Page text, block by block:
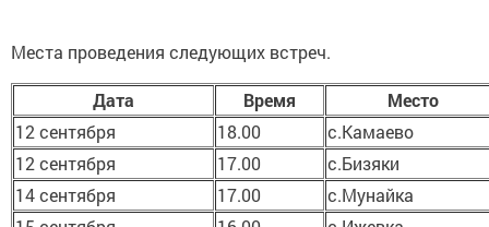
Места проведения следующих встреч.
Дата Время
Место
12 сентября
18.00
с.Камаево
12 сентября
17.00
с.Бизяки
14 сентября
17.00
с.Мунайка